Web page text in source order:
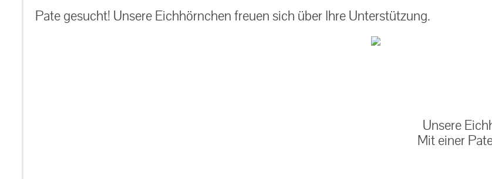
Pate gesucht! Unsere Eichhörnchen freuen sich über Ihre Unterstützung.
Unsere
Mit einer